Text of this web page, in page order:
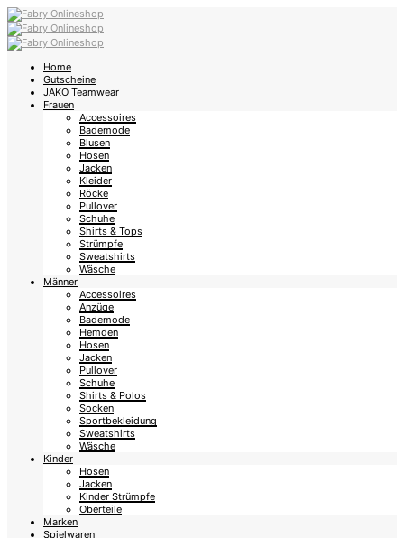
Home
Gutscheine
JAKO Teamwear
Frauen
Accessoires
Bademode
Blusen
Hosen
Jacken
Kleider
Röcke
Pullover
Schuhe
Shirts & Tops
Strümpfe
Sweatshirts
Wäsche
Männer
Accessoires
Anzüge
Bademode
Hemden
Hosen
Jacken
Pullover
Schuhe
Shirts & Polos
Socken
Sportbekleidung
Sweatshirts
Wäsche
Kinder
Hosen
Jacken
Kinder Strümpfe
Oberteile
Marken
Spielwaren